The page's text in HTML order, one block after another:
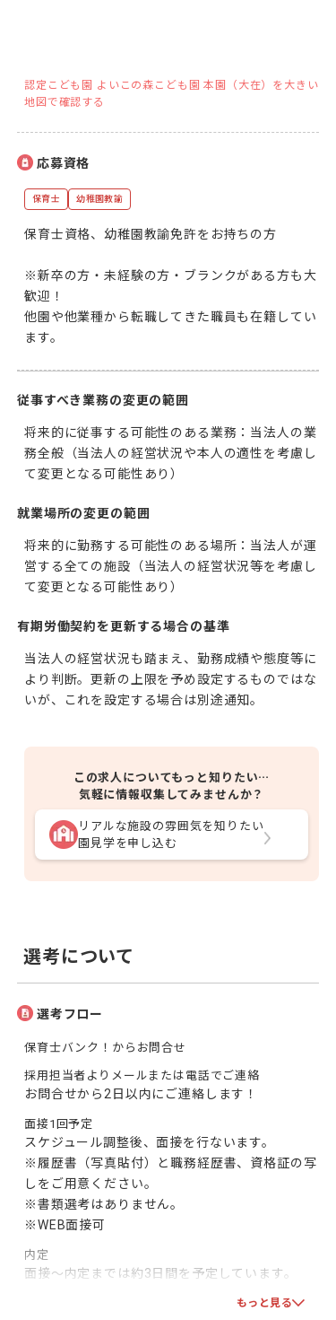
認定こども園 よいこの森こども園 本園（大在）を大きい
地図で確認する
応募資格
保育士 幼稚園教諭
保育士資格、幼稚園教諭免許をお持ちの方
※新卒の方・未経験の方・ブランクがある方も大
歓迎！
他園や他業種から転職してきた職員も在籍してい
ます。
従事すべき業務の変更の範囲
将来的に従事する可能性のある業務：当法人の業
務全般（当法人の経営状況や本人の適性を考慮し
て変更となる可能性あり）
就業場所の変更の範囲
将来的に勤務する可能性のある場所：当法人が運
営する全ての施設（当法人の経営状況等を考慮し
て変更となる可能性あり）
有期労働契約を更新する場合の基準
当法人の経営状況も踏まえ、勤務成績や態度等に
より判断。更新の上限を予め設定するものではな
いが、これを設定する場合は別途通知。
この求人についてもっと知りたい…
気軽に情報収集してみませんか？
リアルな施設の雰囲気を知りたい
園見学を申し込む
選考について
選考フロー
保育士バンク！からお問合せ
採用担当者よりメールまたは電話でご連絡
お問合せから2日以内にご連絡します！
面接1回予定
スケジュール調整後、面接を行ないます。
※履歴書（写真貼付）と職務経歴書、資格証の写
しをご用意ください。
※書類選考はありません。
※WEB面接可
内定
面接～内定までは約3日間を予定しています。
もっと見る